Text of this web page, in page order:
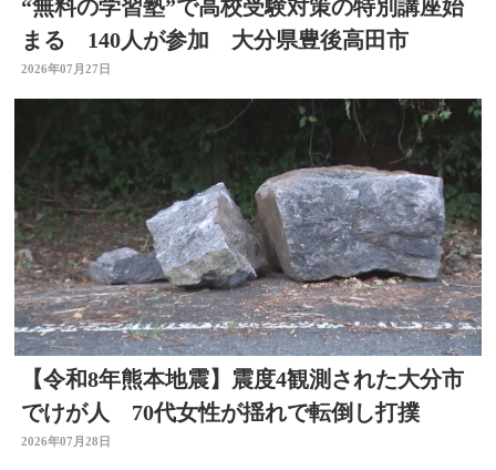
“無料の学習塾”で高校受験対策の特別講座始
まる 140人が参加 大分県豊後高田市
2026年07月27日
【令和8年熊本地震】震度4観測された大分市
でけが人 70代女性が揺れで転倒し打撲
2026年07月28日